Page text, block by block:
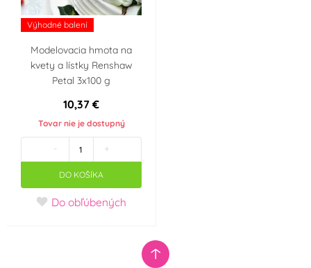
Výhodné balení
Modelovacia hmota na
kvety a lístky Renshaw
Petal 3x100 g
10,37 €
Tovar nie je dostupný
- +
DO KOŠÍKA
Do obľúbených